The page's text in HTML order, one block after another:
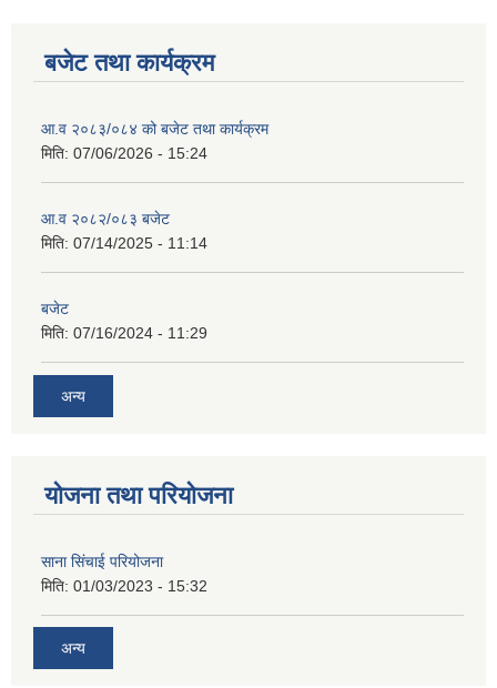
बजेट तथा कार्यक्रम
आ.व २०८३/०८४ को बजेट तथा कार्यक्रम
मिति: 07/06/2026 - 15:24
आ.व २०८२/०८३ बजेट
मिति: 07/14/2025 - 11:14
बजेट
मिति: 07/16/2024 - 11:29
अन्य
योजना तथा परियोजना
साना सिंचाई परियोजना
मिति: 01/03/2023 - 15:32
अन्य